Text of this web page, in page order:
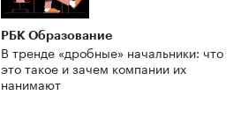
РБК Образование
В тренде «дробные» начальники: что
это такое и зачем компании их
нанимают